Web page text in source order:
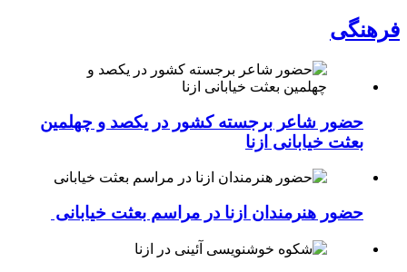
فرهنگی
حضور شاعر برجسته کشور در یکصد و چهلمین
بعثت خیابانی ازنا
حضور هنرمندان ازنا در مراسم بعثت خیابانی